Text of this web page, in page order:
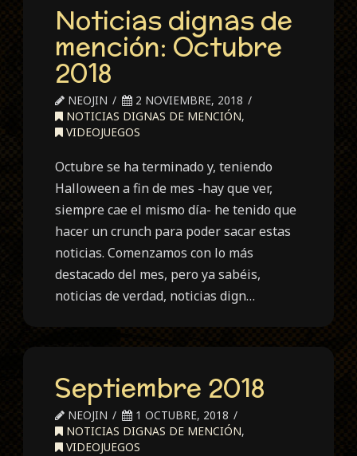
Noticias dignas de
mención: Octubre
2018
NEOJIN
2 NOVIEMBRE, 2018
NOTICIAS DIGNAS DE MENCIÓN,
VIDEOJUEGOS
Octubre se ha terminado y, teniendo
Halloween a fin de mes -hay que ver,
siempre cae el mismo día- he tenido que
hacer un crunch para poder sacar estas
noticias. Comenzamos con lo más
destacado del mes, pero ya sabéis,
noticias de verdad, noticias dign…
Septiembre 2018
NEOJIN
1 OCTUBRE, 2018
NOTICIAS DIGNAS DE MENCIÓN,
VIDEOJUEGOS